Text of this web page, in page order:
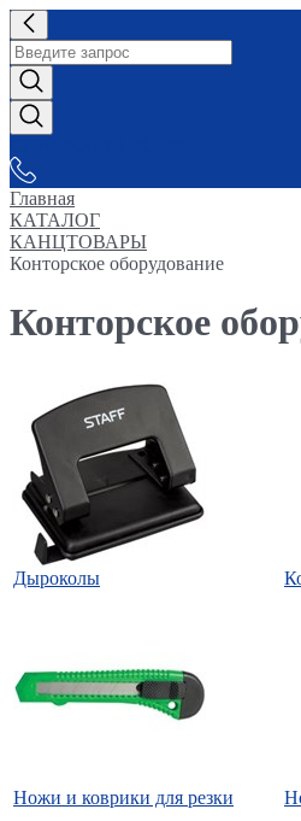
Главная
КАТАЛОГ
КАНЦТОВАРЫ
Конторское оборудование
Конторское
Дыроколы
Ножи и коврики для резки